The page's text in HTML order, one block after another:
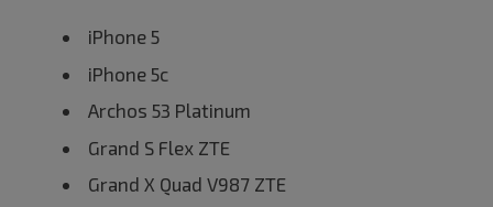
iPhone 5
iPhone 5c
Archos 53 Platinum
Grand S Flex ZTE
Grand X Quad V987 ZTE